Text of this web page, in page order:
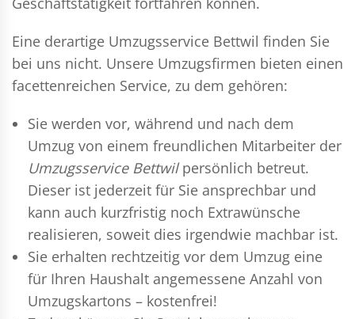
Eine derartige Umzugsservice Bettwil finden Sie
bei uns nicht. Unsere Umzugsfirmen bieten einen
facettenreichen Service, zu dem gehören:
Sie werden vor, während und nach dem
Umzug von einem freundlichen Mitarbeiter der
Umzugsservice Bettwilpersönlich betreut.
Dieser ist jederzeit für Sie ansprechbar und
kann auch kurzfristig noch Extrawünsche
realisieren, soweit dies irgendwie machbar ist.
Sie erhalten rechtzeitig vor dem Umzug eine
für Ihren Haushalt angemessene Anzahl von
Umzugskartons – kostenfrei!